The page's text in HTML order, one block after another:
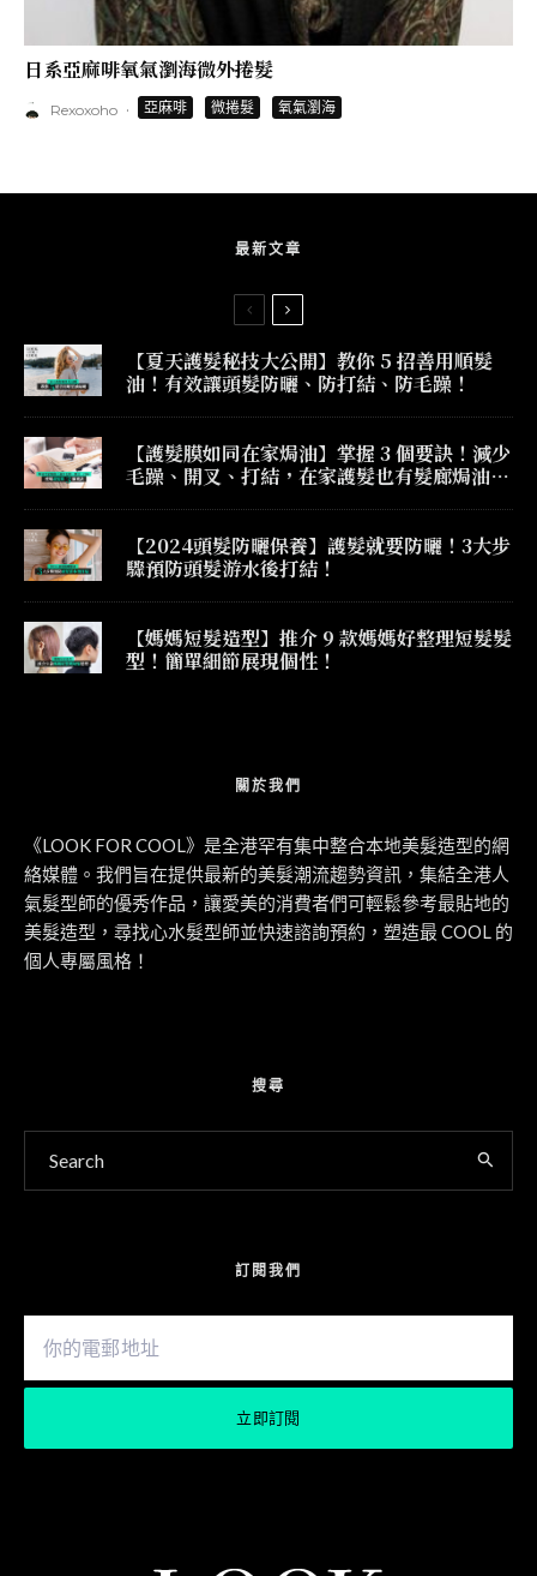
日系亞麻啡氧氣瀏海微外捲髮
Rexoxoho · 亞麻啡 微捲髮 氧氣瀏海
最新文章
【夏天護髮秘技大公開】教你 5 招善用順髮
油！有效讓頭髮防曬、防打結、防毛躁！
【護髮膜如同在家焗油】掌握 3 個要訣！減少
毛躁、開叉、打結，在家護髮也有髮廊焗油效
【2024頭髮防曬保養】護髮就要防曬！3大步
驟預防頭髮游水後打結！
【媽媽短髮造型】推介 9 款媽媽好整理短髮髮
型！簡單細節展現個性！
關於我們
《LOOK FOR COOL》是全港罕有集中整合本地美髮造型的網
絡媒體。我們旨在提供最新的美髮潮流趨勢資訊，集結全港人
氣髮型師的優秀作品，讓愛美的消費者們可輕鬆參考最貼地的
美髮造型，尋找心水髮型師並快速諮詢預約，塑造最 COOL 的
個人專屬風格！
搜尋
訂閱我們